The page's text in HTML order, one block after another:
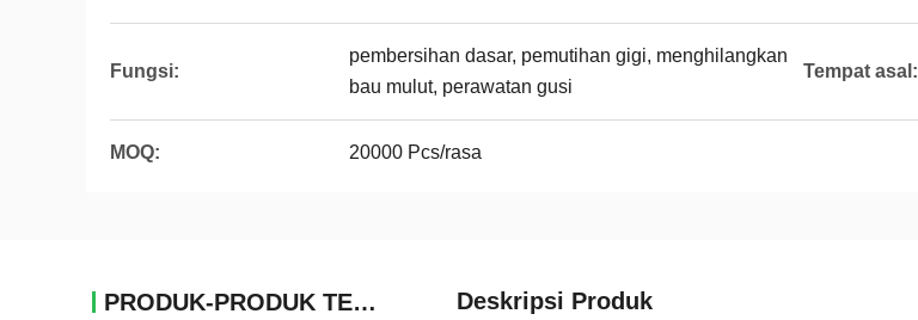
Fungsi:
pembersihan dasar, pemutihan gigi, menghilangkan
bau mulut, perawatan gusi
Tempat asal:
MOQ: 20000 Pcs/rasa
PRODUK-PRODUK TERKAIT Deskripsi Produk